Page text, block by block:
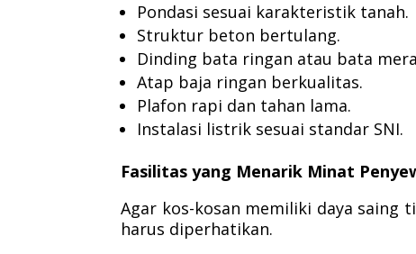
Pondasi sesuai karakteristik tanah.
Struktur beton bertulang.
Dinding bata ringan atau bata
Atap baja ringan berkualitas.
Plafon rapi dan tahan lama.
Instalasi listrik sesuai standar SNI.
Fasilitas yang Menarik Minat
Agar kos-kosan memiliki daya
harus diperhatikan.